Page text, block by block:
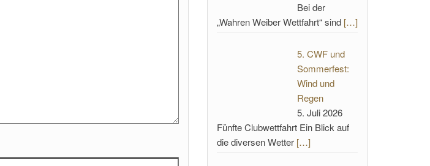
Bei der
„Wahren Weiber Wettfahrt“ sind […]
5. CWF und
Sommerfest:
Wind und
Regen
5. Juli 2026
Fünfte Clubwettfahrt Ein Blick auf
die diversen Wetter […]